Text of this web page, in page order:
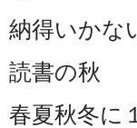
納得いかな
読書の秋
春夏秋冬に